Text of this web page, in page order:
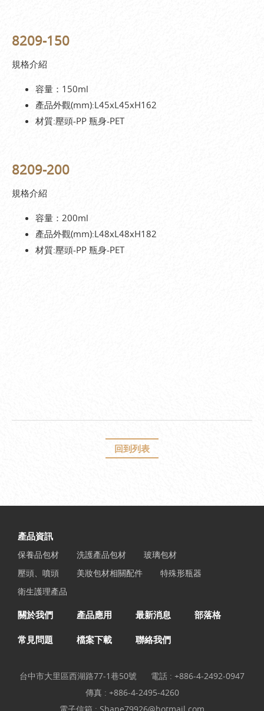
8209-150
規格介紹
容量：150ml
產品外觀(mm):L45xL45xH162
材質:壓頭-PP 瓶身-PET
8209-200
規格介紹
容量：200ml
產品外觀(mm):L48xL48xH182
材質:壓頭-PP 瓶身-PET
回到列表
產品資訊
保養品包材 洗護產品包材
玻璃包材
壓頭、噴頭
美妝包材相關配件
特殊形瓶器
衛生護理產品
關於我們 產品應用 最新消息 部落格
常見問題 檔案下載 聯絡我們
台中市大里區西湖路77-1巷50號 電話 : +886-4-2492-0947
傳真 : +886-4-2495-4260